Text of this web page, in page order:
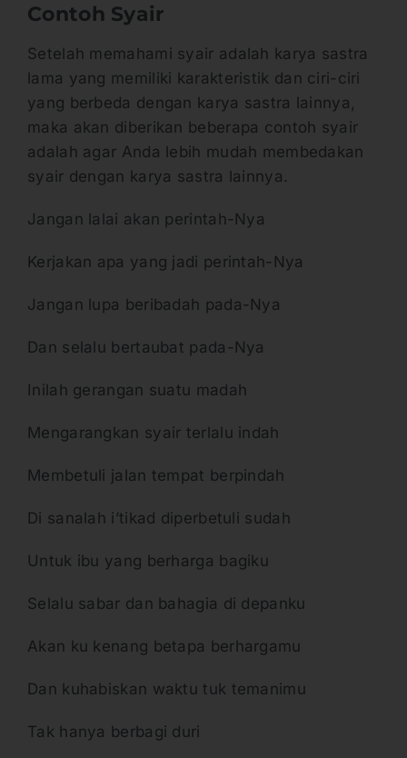
Contoh Syair
Setelah memahami syair adalah karya sastra
lama yang memiliki karakteristik dan ciri-ciri
yang berbeda dengan karya sastra lainnya,
maka akan diberikan beberapa contoh syair
adalah agar Anda lebih mudah membedakan
syair dengan karya sastra lainnya.
Jangan lalai akan perintah-Nya
Kerjakan apa yang jadi perintah-Nya
Jangan lupa beribadah pada-Nya
Dan selalu bertaubat pada-Nya
Inilah gerangan suatu madah
Mengarangkan syair terlalu indah
Membetuli jalan tempat berpindah
Di sanalah i’tikad diperbetuli sudah
Untuk ibu yang berharga bagiku
Selalu sabar dan bahagia di depanku
Akan ku kenang betapa berhargamu
Dan kuhabiskan waktu tuk temanimu
Tak hanya berbagi duri